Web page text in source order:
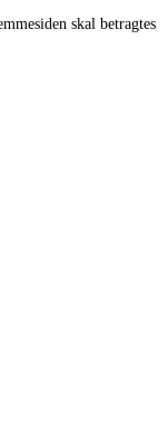
skal betragtes